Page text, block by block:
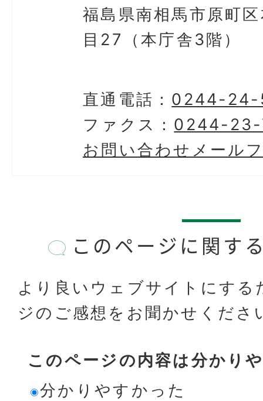
福島県南相馬市原町
目27（本庁舎3階）
直通電話： 0244-24-
ファクス： 0244-
お問い合わせメール
このページに関す
より良いウェブサイトにする
ジのご感想をお聞かせくださ
このページの内容は分かり
分かりやすかった